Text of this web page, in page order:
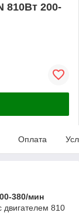
810Вт 200-
Оплата
380/мин
810